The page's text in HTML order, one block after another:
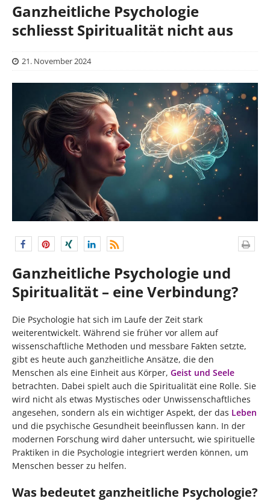
Ganzheitliche Psychologie
schliesst Spiritualität nicht aus
21. November 2024
Ganzheitliche Psychologie und
Spiritualität – eine Verbindung?
Die Psychologie hat sich im Laufe der Zeit stark
weiterentwickelt. Während sie früher vor allem auf
wissenschaftliche Methoden und messbare Fakten setzte,
gibt es heute auch ganzheitliche Ansätze, die den
Menschen als eine Einheit aus Körper, Geist und Seele
betrachten. Dabei spielt auch die Spiritualität eine Rolle. Sie
wird nicht als etwas Mystisches oder Unwissenschaftliches
angesehen, sondern als ein wichtiger Aspekt, der das Leben
und die psychische Gesundheit beeinflussen kann. In der
modernen Forschung wird daher untersucht, wie spirituelle
Praktiken in die Psychologie integriert werden können, um
Menschen besser zu helfen.
Was bedeutet ganzheitliche Psychologie?